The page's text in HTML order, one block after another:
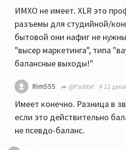
ИМХО не имеет. XLR это
разъемы для студийной/
бытовой они нафиг не
"высер маркетинга", типа
балансные выходы!"
Rim555 @Pashtet 22
Имеет конечно. Разница в
если это действительно
не псевдо-баланс.